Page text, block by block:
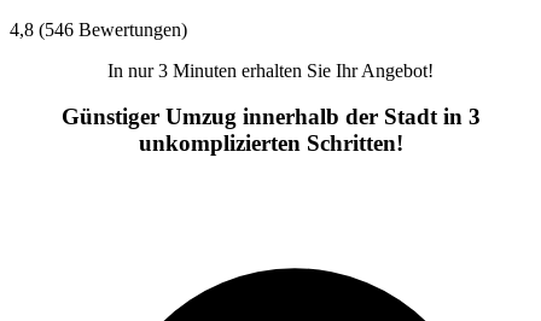
4,8 (546 Bewertungen)
In nur 3 Minuten erhalten Sie Ihr Angebot!
Günstiger Umzug innerhalb der Stadt in 3
unkomplizierten Schritten!